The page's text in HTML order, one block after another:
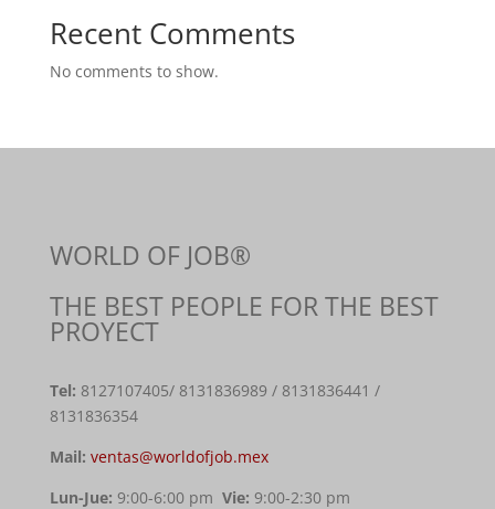
Recent Comments
No comments to show.
WORLD OF JOB®
THE BEST PEOPLE FOR THE BEST
PROYECT
Tel: 8127107405/ 8131836989 / 8131836441 /
8131836354
Mail: ventas@worldofjob.mex
Lun-Jue: 9:00-6:00 pm Vie: 9:00-2:30 pm